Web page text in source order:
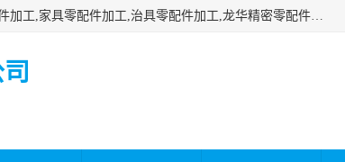
深圳市瑞通精密机械有限公司主要承接深圳精密零配件加工,非标零部配件加工,家具零配件加工,治具零配件加工,龙华精密零配件加工等各种各种精密机械加工，欢迎来来电咨询！